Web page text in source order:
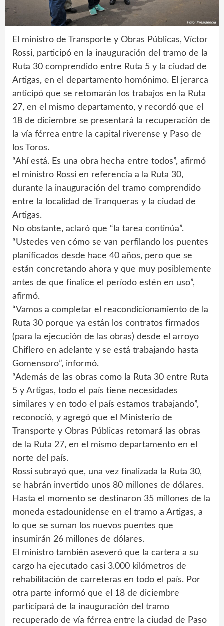
El ministro de Transporte y Obras Públicas, Víctor
Rossi, participó en la inauguración del tramo de la
Ruta 30 comprendido entre Ruta 5 y la ciudad de
Artigas, en el departamento homónimo. El jerarca
anticipó que se retomarán los trabajos en la Ruta
27, en el mismo departamento, y recordó que el
18 de diciembre se presentará la recuperación de
la vía férrea entre la capital riverense y Paso de
los Toros.
“Ahí está. Es una obra hecha entre todos”, afirmó
el ministro Rossi en referencia a la Ruta 30,
durante la inauguración del tramo comprendido
entre la localidad de Tranqueras y la ciudad de
Artigas.
No obstante, aclaró que “la tarea continúa”.
“Ustedes ven cómo se van perfilando los puentes
planificados desde hace 40 años, pero que se
están concretando ahora y que muy posiblemente
antes de que finalice el período estén en uso”,
afirmó.
“Vamos a completar el reacondicionamiento de la
Ruta 30 porque ya están los contratos firmados
(para la ejecución de las obras) desde el arroyo
Chiflero en adelante y se está trabajando hasta
Gomensoro”, informó.
“Además de las obras como la Ruta 30 entre Ruta
5 y Artigas, todo el país tiene necesidades
similares y en todo el país estamos trabajando”,
reconoció, y agregó que el Ministerio de
Transporte y Obras Públicas retomará las obras
de la Ruta 27, en el mismo departamento en el
norte del país.
Rossi subrayó que, una vez finalizada la Ruta 30,
se habrán invertido unos 80 millones de dólares.
Hasta el momento se destinaron 35 millones de la
moneda estadounidense en el tramo a Artigas, a
lo que se suman los nuevos puentes que
insumirán 26 millones de dólares.
El ministro también aseveró que la cartera a su
cargo ha ejecutado casi 3.000 kilómetros de
rehabilitación de carreteras en todo el país. Por
otra parte informó que el 18 de diciembre
participará de la inauguración del tramo
recuperado de vía férrea entre la ciudad de Paso